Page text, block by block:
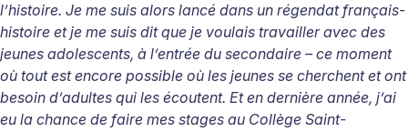
l’histoire. Je me suis alors lancé dans un régendat français-
histoire et je me suis dit que je voulais travailler avec des
jeunes adolescents, à l’entrée du secondaire – ce moment
où tout est encore possible où les jeunes se cherchent et ont
besoin d’adultes qui les écoutent. Et en dernière année, j’ai
eu la chance de faire mes stages au Collège Saint-